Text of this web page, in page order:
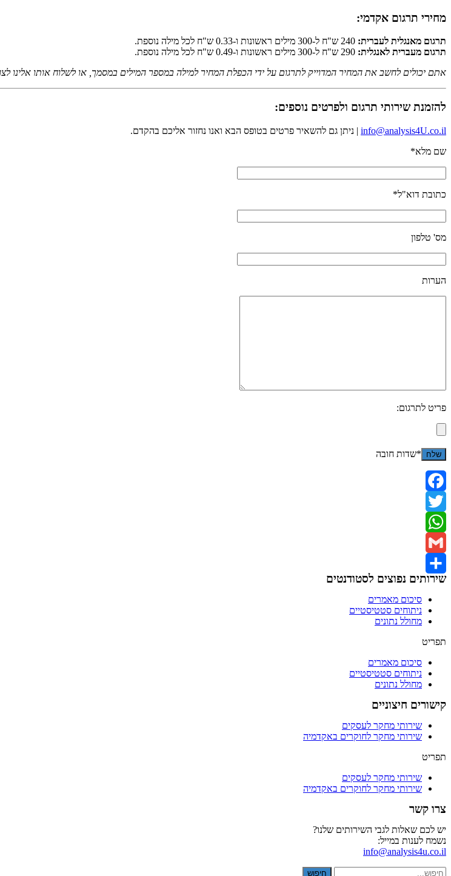
מחירי תרגום אקדמי:
תרגום מאנגלית לעברית:
תרגום מעברית לאנגלית:
אתם יכולים לחשב את המחיר המדוייק לתרגום על ידי הכפלת המחיר למילה במספר המילים במסמך, או לשלוח אותו אלינו
להזמנת שירותי תרגום ולפרטים נוספים:
info@analysis4U.co.il | ניתן גם להשאיר פרטים בטופס הבא ואנו נחזור אליכם בהקדם.
שם מלא*
כתובת דוא"ל*
מס' טלפון
הערות
פריט לתרגום:
*שדות חובה
Facebook
Twitter
WhatsApp
Gmail
Share
שירותים נפוצים לסטודנטים
סיכום מאמרים
ניתוחים סטטיסטיים
מחולל נתונים
תפריט
סיכום מאמרים
ניתוחים סטטיסטיים
מחולל נתונים
קישורים חיצוניים
שירותי מחקר לעסקים
שירותי מחקר לחוקרים באקדמיה
תפריט
שירותי מחקר לעסקים
שירותי מחקר לחוקרים באקדמיה
צרו קשר
יש לכם שאלות לגבי השירותים שלנו?
נשמח לענות במייל:
info@analysis4u.co.il
חיפוש